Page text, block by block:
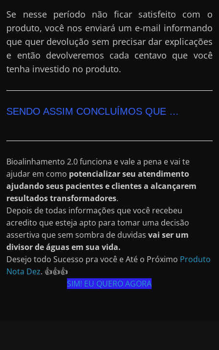
Se nesse período não ficar satisfeito com o
produto, você nos enviará um e-mail informando
que quer devolução sem precisar dar explicações
e então devolveremos cada centavo que você
tenha investido no produto.
SENDO ASSIM CONCLUÍMOS QUE …
Bioalinhamento 2.0 funciona e vale a pena e vai te
ajudar em como potencializar seu atendimento
ajudando seus pacientes e clientes a alcançarem
resultados transformadores.
Depois de todas informações que você recebeu
acredito que esteja apto para tomar uma decisão
assertiva que sem sombra de duvidasvai ser um
divisor de águas em sua vida.
Desejo todo Sucesso pra você e Até o Próximo Produto
Nota Dez. 👍👍👍
SIM! EU QUERO AGORA